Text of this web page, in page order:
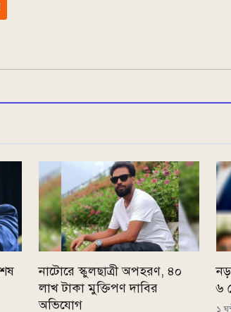
নাটোরে স্কুলছাত্রী অপহরণ, ৪০
লাখ টাকা মুক্তিপণ দাবির
অভিযোগ
৬
১